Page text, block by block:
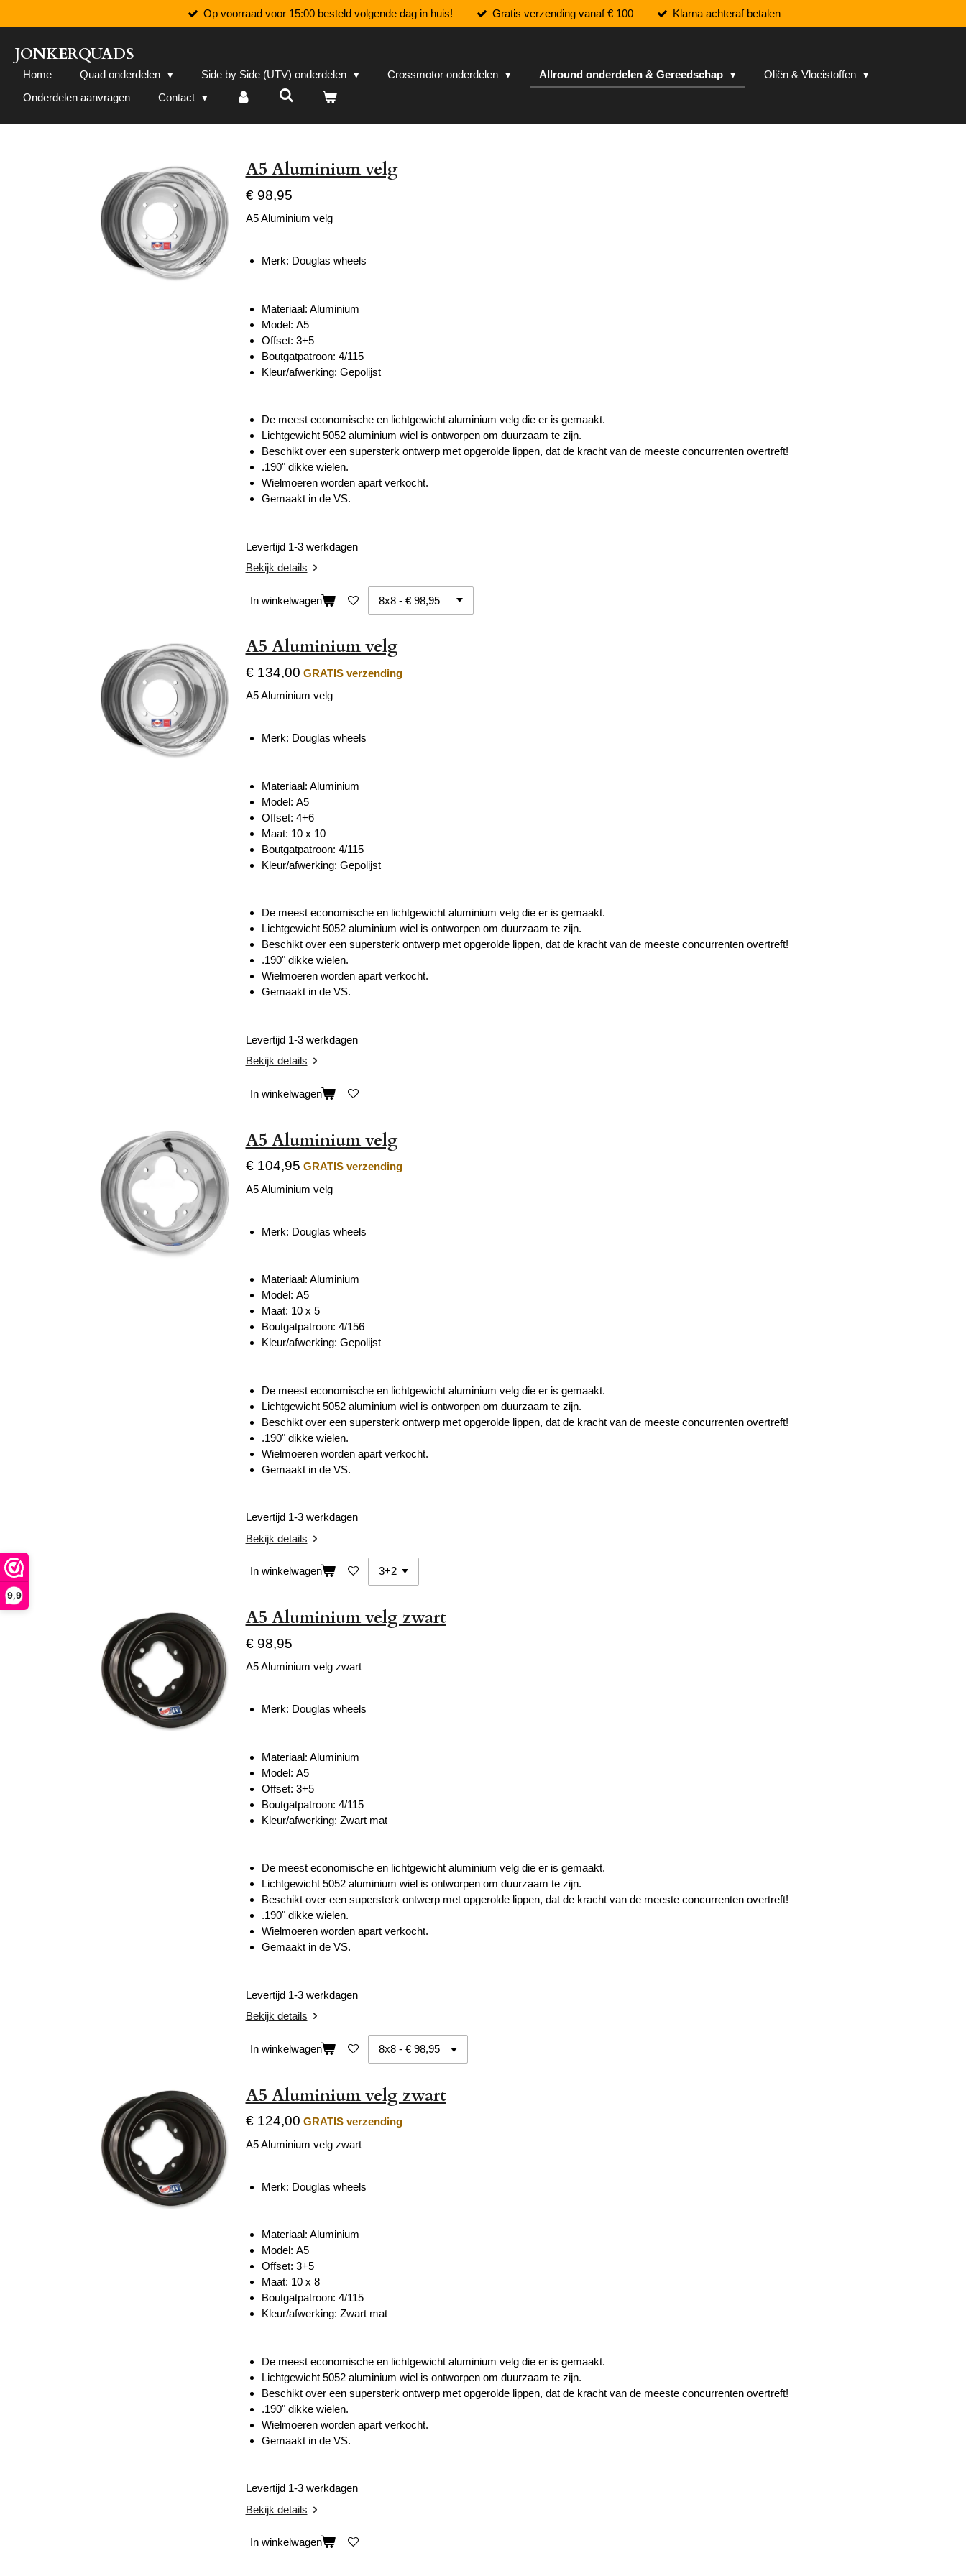
9,9
direct
naar
de
hoofdinhoud
Op voorraad voor 15:00 besteld volgende dag in huis! Gratis verzending vanaf € 100 Klarna achteraf betalen
JONKERQUADS
Home Quad onderdelen Side by Side (UTV) onderdelen Crossmotor onderdelen Allround onderdelen & Gereedschap
Oliën & Vloeistoffen
Onderdelen aanvragen
Contact
A5 Aluminium velg
€ 98,95
A5 Aluminium velg
Merk: Douglas wheels
Materiaal: Aluminium
Model: A5
Offset: 3+5
Boutgatpatroon: 4/115
Kleur/afwerking: Gepolijst
De meest economische en lichtgewicht aluminium velg die er is gemaakt.
Lichtgewicht 5052 aluminium wiel is ontworpen om duurzaam te zijn.
Beschikt over een supersterk ontwerp met opgerolde lippen, dat de kracht van de meeste concurrenten overtreft!
.190" dikke wielen.
Wielmoeren worden apart verkocht.
Gemaakt in de VS.
Levertijd 1-3 werkdagen
Bekijk details
In winkelwagen
A5 Aluminium velg
€ 134,00 GRATIS verzending
A5 Aluminium velg
Merk: Douglas wheels
Materiaal: Aluminium
Model: A5
Offset: 4+6
Maat: 10 x 10
Boutgatpatroon: 4/115
Kleur/afwerking: Gepolijst
De meest economische en lichtgewicht aluminium velg die er is gemaakt.
Lichtgewicht 5052 aluminium wiel is ontworpen om duurzaam te zijn.
Beschikt over een supersterk ontwerp met opgerolde lippen, dat de kracht van de meeste concurrenten overtreft!
.190" dikke wielen.
Wielmoeren worden apart verkocht.
Gemaakt in de VS.
Levertijd 1-3 werkdagen
Bekijk details
In winkelwagen
A5 Aluminium velg
€ 104,95 GRATIS verzending
A5 Aluminium velg
Merk: Douglas wheels
Materiaal: Aluminium
Model: A5
Maat: 10 x 5
Boutgatpatroon: 4/156
Kleur/afwerking: Gepolijst
De meest economische en lichtgewicht aluminium velg die er is gemaakt.
Lichtgewicht 5052 aluminium wiel is ontworpen om duurzaam te zijn.
Beschikt over een supersterk ontwerp met opgerolde lippen, dat de kracht van de meeste concurrenten overtreft!
.190" dikke wielen.
Wielmoeren worden apart verkocht.
Gemaakt in de VS.
Levertijd 1-3 werkdagen
Bekijk details
In winkelwagen
A5 Aluminium velg zwart
€ 98,95
A5 Aluminium velg zwart
Merk: Douglas wheels
Materiaal: Aluminium
Model: A5
Offset: 3+5
Boutgatpatroon: 4/115
Kleur/afwerking: Zwart mat
De meest economische en lichtgewicht aluminium velg die er is gemaakt.
Lichtgewicht 5052 aluminium wiel is ontworpen om duurzaam te zijn.
Beschikt over een supersterk ontwerp met opgerolde lippen, dat de kracht van de meeste concurrenten overtreft!
.190" dikke wielen.
Wielmoeren worden apart verkocht.
Gemaakt in de VS.
Levertijd 1-3 werkdagen
Bekijk details
In winkelwagen
A5 Aluminium velg zwart
€ 124,00 GRATIS verzending
A5 Aluminium velg zwart
Merk: Douglas wheels
Materiaal: Aluminium
Model: A5
Offset: 3+5
Maat: 10 x 8
Boutgatpatroon: 4/115
Kleur/afwerking: Zwart mat
De meest economische en lichtgewicht aluminium velg die er is gemaakt.
Lichtgewicht 5052 aluminium wiel is ontworpen om duurzaam te zijn.
Beschikt over een supersterk ontwerp met opgerolde lippen, dat de kracht van de meeste concurrenten overtreft!
.190" dikke wielen.
Wielmoeren worden apart verkocht.
Gemaakt in de VS.
Levertijd 1-3 werkdagen
Bekijk details
In winkelwagen